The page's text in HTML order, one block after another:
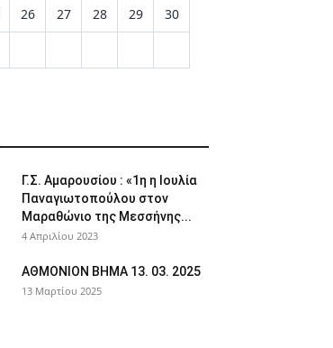
26 27 28 29 30
Γ.Σ. Αμαρουσίου : «1η η Ιουλία
Παναγιωτοπούλου στον
Μαραθώνιο της Μεσσήνης...
4 Απριλίου 2023
AΘΜΟΝΙΟΝ ΒΗΜΑ 13. 03. 2025
13 Μαρτίου 2025